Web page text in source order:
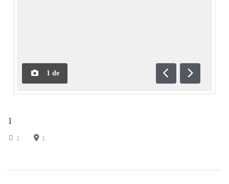
1 de
Anterioară
1
: :